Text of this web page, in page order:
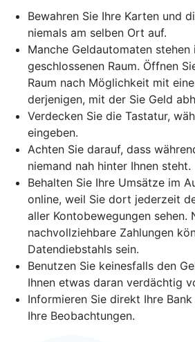
Bewahren Sie Ihre Karten und
niemals am selben Ort auf.
Manche Geldautomaten stehen
geschlossenen Raum. Öffnen
Raum nach Möglichkeit mit
derjenigen, mit der Sie Geld
Verdecken Sie die Tastatur,
eingeben.
Achten Sie darauf, dass
niemand nah hinter Ihnen steht.
Behalten Sie Ihre Umsätze im
online, weil Sie dort jederzeit
aller Kontobewegungen sehen.
nachvollziehbare Zahlungen
Datendiebstahls sein.
Benutzen Sie keinesfalls den
Ihnen etwas daran verdächtig
Informieren Sie direkt Ihre
Ihre Beobachtungen.